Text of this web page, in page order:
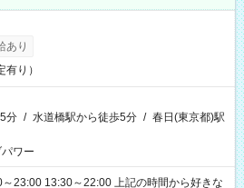
あり
り）
分 / 水道橋駅から徒歩5分 / 春日(東京都)駅
ワー
～22:00 上記の時間から好きな